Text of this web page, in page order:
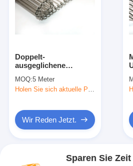
Doppelt-
ausgeglichene
Scharnier-
Bandförderer für
MOQ:5 Meter
Wir Reden Jetzt.
Sparen Sie Zeit